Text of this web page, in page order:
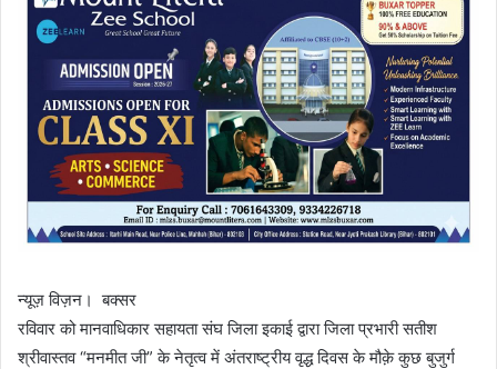
न्यूज़ विज़न। बक्सर
रविवार को मानवाधिकार सहायता संघ जिला इकाई द्वारा जिला प्रभारी सतीश
श्रीवास्तव “मनमीत जी” के नेतृत्व में अंतराष्ट्रीय वृद्ध दिवस के मौक़े कुछ बुजुर्ग